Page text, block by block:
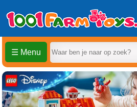
☰ Menu
LEGO Disney